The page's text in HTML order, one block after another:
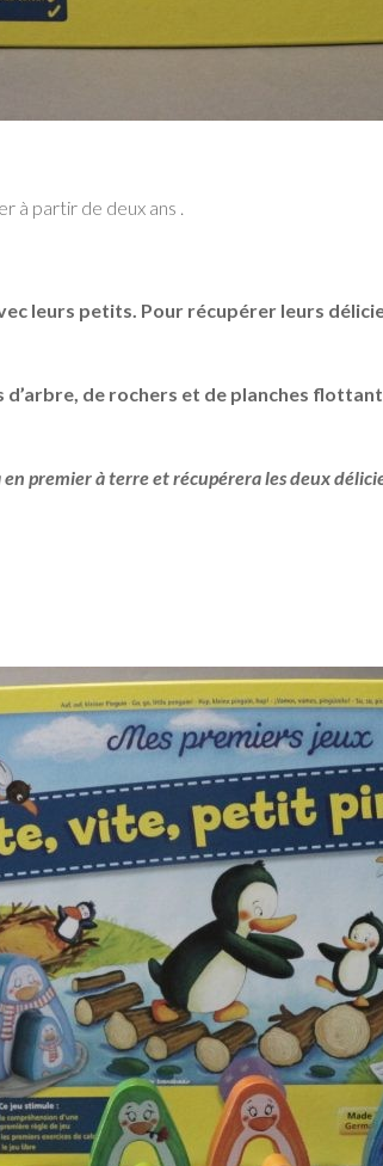
à partir de deux ans .
leurs petits. Pour récupérer leurs
de rochers et de planches
premier à terre et récupérera les deux